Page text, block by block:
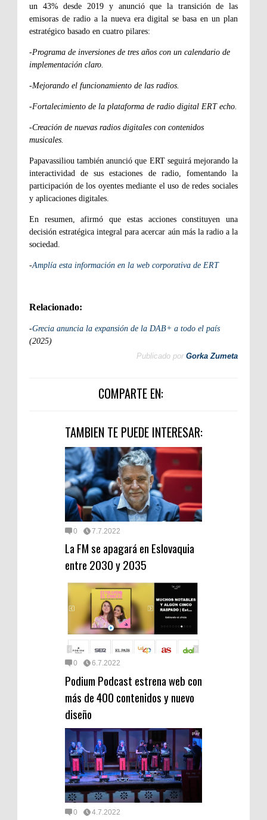
un 43% desde 2019 y anunció que la transición de las
emisoras de radio a la nueva era digital se basa en un plan
estratégico basado en cuatro pilares:
-Programa de inversiones de tres años con un calendario de
implementación claro.
-Mejorando el funcionamiento de las radios.
-Fortalecimiento de la plataforma de radio digital ERT echo.
-Creación de nuevas radios digitales con contenidos
musicales.
Papavassiliou también anunció que ERT seguirá mejorando la
interactividad de sus estaciones de radio, fomentando la
participación de los oyentes mediante el uso de redes sociales
y aplicaciones digitales.
En resumen, afirmó que estas acciones constituyen una
decisión estratégica integral para acercar aún más la radio a la
sociedad.
-Amplía esta información en la web corporativa de ERT
Relacionado:
-Grecia anuncia la expansión de la DAB+ a todo el país
(2025)
Publicado por Gorka Zumeta
COMPARTE EN:
TAMBIEN TE PUEDE INTERESAR:
0 7.7.2022
La FM se apagará en Eslovaquia
entre 2030 y 2035
0 6.7.2022
Podium Podcast estrena web con
más de 400 contenidos y nuevo
diseño
0 4.7.2022